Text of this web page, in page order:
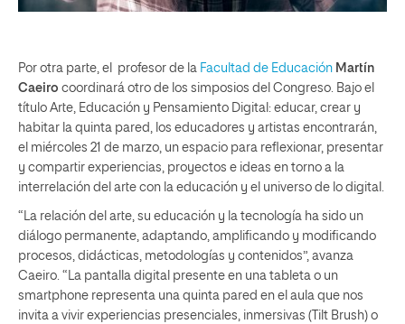
Por otra parte, el profesor de la Facultad de Educación Martín
Caeiro coordinará otro de los simposios del Congreso. Bajo el
título Arte, Educación y Pensamiento Digital: educar, crear y
habitar la quinta pared, los educadores y artistas encontrarán,
el miércoles 21 de marzo, un espacio para reflexionar, presentar
y compartir experiencias, proyectos e ideas en torno a la
interrelación del arte con la educación y el universo de lo digital.
“La relación del arte, su educación y la tecnología ha sido un
diálogo permanente, adaptando, amplificando y modificando
procesos, didácticas, metodologías y contenidos”, avanza
Caeiro. “La pantalla digital presente en una tableta o un
smartphone representa una quinta pared en el aula que nos
invita a vivir experiencias presenciales, inmersivas (Tilt Brush) o